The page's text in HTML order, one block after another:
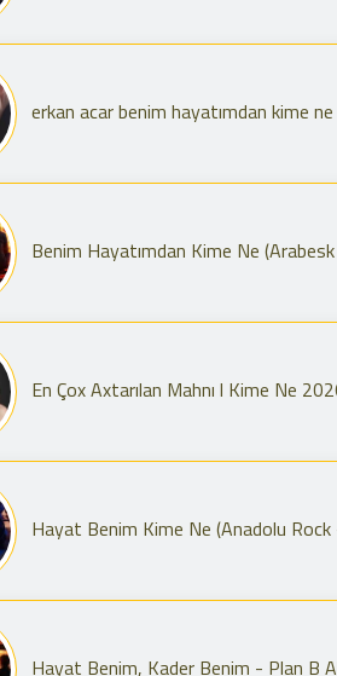
erkan acar benim hayatımdan kime ne
Benim Hayatımdan Kime Ne
En Çox Axtarılan Mahnı l Kime Ne
Hayat Benim Kime Ne (Anadolu
Hayat Benim, Kader Benim - Plan B